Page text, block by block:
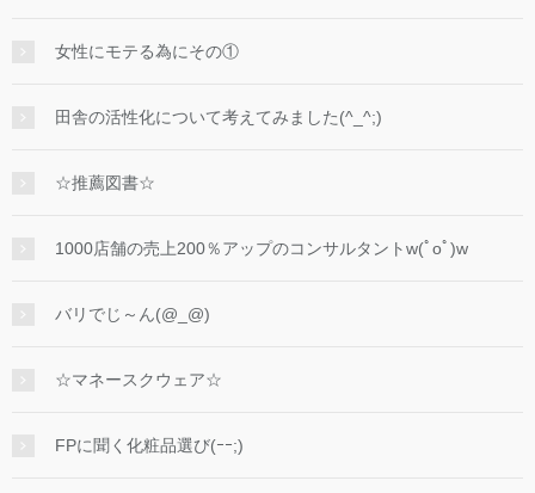
女性にモテる為にその①
田舎の活性化について考えてみました(^_^;)
☆推薦図書☆
1000店舗の売上200％アップのコンサルタントw(ﾟoﾟ)w
バリでじ～ん(@_@)
☆マネースクウェア☆
FPに聞く化粧品選び(ｰｰ;)